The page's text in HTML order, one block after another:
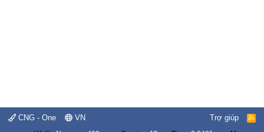
CNG - One VN Trợ giúp
R